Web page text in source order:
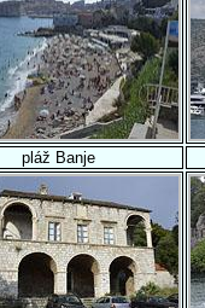
pláž Banje